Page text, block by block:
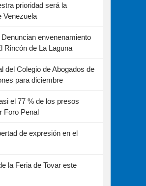
prioridad será la
Venezuela
envenenamiento
Rincón de La Laguna
del Colegio de Abogados de
para diciembre
el 77 % de los presos
Foro Penal
de expresión en el
la Feria de Tovar este